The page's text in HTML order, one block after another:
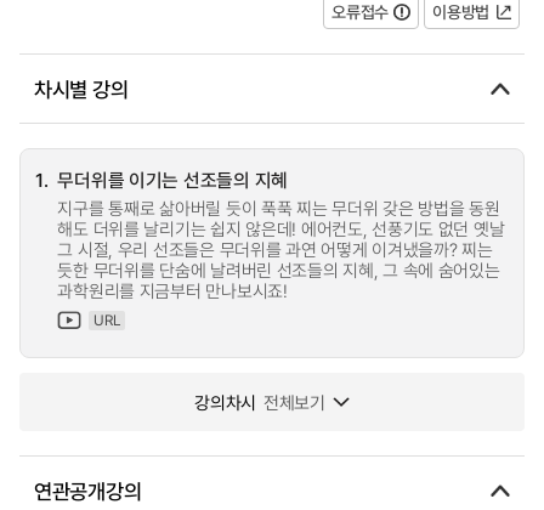
오류접수 이용방법
차시별 강의
1. 무더위를 이기는 선조들의 지혜
지구를 통째로 삶아버릴 듯이 푹푹 찌는 무더위 갖은 방법을 동원
해도 더위를 날리기는 쉽지 않은데! 에어컨도, 선풍기도 없던 옛날
그 시절, 우리 선조들은 무더위를 과연 어떻게 이겨냈을까? 찌는
듯한 무더위를 단숨에 날려버린 선조들의 지혜, 그 속에 숨어있는
과학원리를 지금부터 만나보시죠!
URL
강의차시 전체보기
연관공개강의